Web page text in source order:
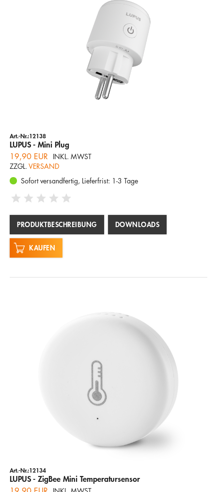
Unternehmen
Hotline
Art.-Nr.:12138
LUPUS - Mini Plug
19,90 EUR
INKL. MWST
ZZGL. VERSAND
Sofort versandfertig, Lieferfrist: 1-3 Tage
PRODUKTBESCHREIBUNG DOWNLOADS
KAUFEN
Art.-Nr.:12134
LUPUS - ZigBee Mini Temperatursensor